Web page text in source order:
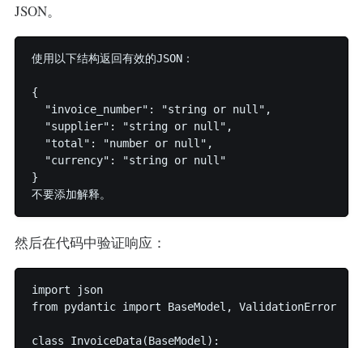
JSON。
使用以下结构返回有效的JSON：
{
  "invoice_number": "string or null",
  "supplier": "string or null",
  "total": "number or null",
  "currency": "string or null"
}
然后在代码中验证响应：
import json
from pydantic import BaseModel, ValidationError
class InvoiceData(BaseModel):